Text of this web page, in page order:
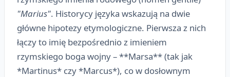
"Marius". Historycy języka wskazują na dwie
główne hipotezy etymologiczne. Pierwsza z nich
łączy to imię bezpośrednio z imieniem
rzymskiego boga wojny – **Marsa** (tak jak
*Martinus* czy *Marcus*), co w dosłownym